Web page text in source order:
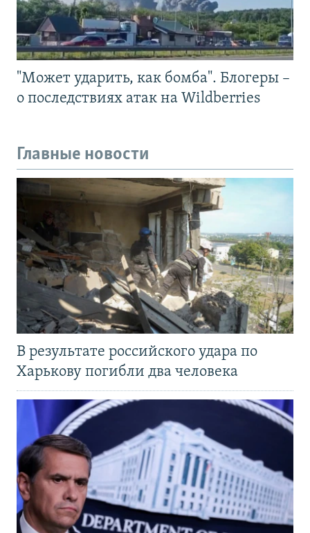
"Может ударить, как бомба". Блогеры –
о последствиях атак на Wildberries
Главные новости
В результате российского удара по
Харькову погибли два человека